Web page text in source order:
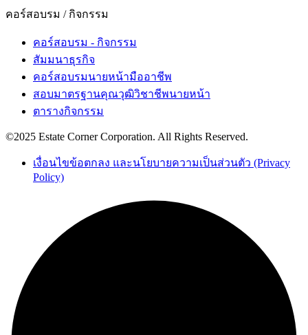
คอร์สอบรม / กิจกรรม
คอร์สอบรม - กิจกรรม
สัมมนาธุรกิจ
คอร์สอบรมนายหน้ามืออาชีพ
สอบมาตรฐานคุณวุฒิวิชาชีพนายหน้า
ตารางกิจกรรม
©2025 Estate Corner Corporation. All Rights Reserved.
เงื่อนไขข้อตกลง และนโยบายความเป็นส่วนตัว (Privacy
Policy)